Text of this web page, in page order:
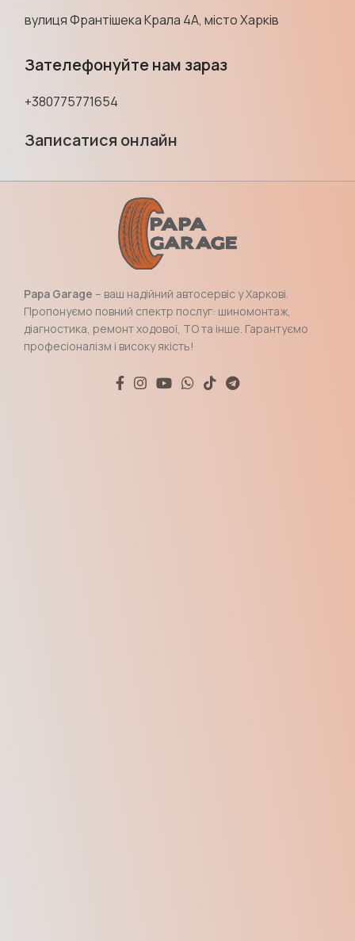
вулиця Франтішека Крала 4А, місто Харків
Зателефонуйте нам зараз
+380775771654
Записатися онлайн
Papa Garage – ваш надійний автосервіс у Харкові.
Пропонуємо повний спектр послуг: шиномонтаж,
діагностика, ремонт ходової, ТО та інше. Гарантуємо
професіоналізм і високу якість!